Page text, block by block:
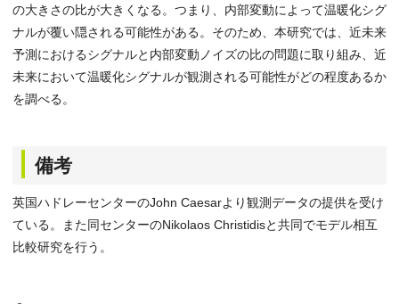
の大きさの比が大きくなる。つまり、内部変動によって温暖化シグ
ナルが覆い隠される可能性がある。そのため、本研究では、近未来
予測におけるシグナルと内部変動ノイズの比の問題に取り組み、近
未来において温暖化シグナルが観測される可能性がどの程度あるか
を調べる。
備考
英国ハドレーセンターのJohn Caesarより観測データの提供を受け
ている。また同センターのNikolaos Christidisと共同でモデル相互
比較研究を行う。